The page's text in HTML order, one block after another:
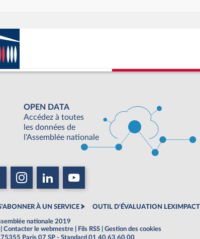
OPEN DATA
Accédez à toutes
les données de
l'Assemblée nationale
À UN SERVICE OUTIL D'ÉVALUATION LEXIMPACT
nationale 2019
Contacter le webmestre Fils RSS
Gestion des cookies
Paris 07 SP - Standard 01 40 63 60 00